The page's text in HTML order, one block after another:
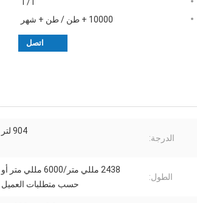
T/T
10000 + طن / طن + شهر
اتصل
الدرجة:
904 لتر
الطول:
2438 مللي متر/6000 مللي متر أو
حسب متطلبات العميل